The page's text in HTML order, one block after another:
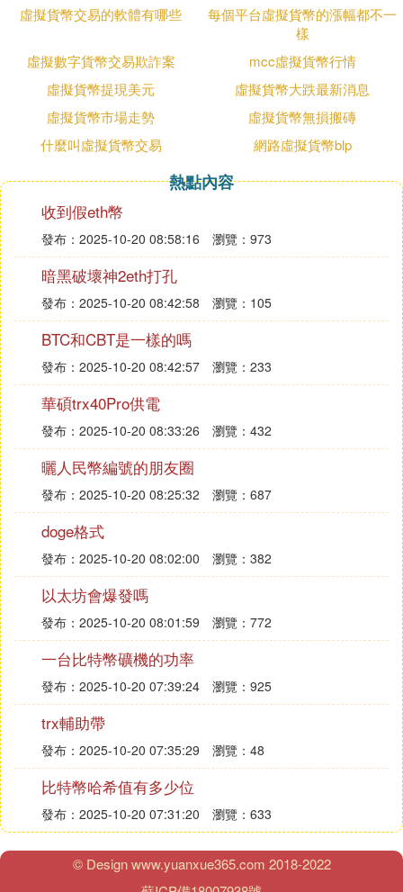
hi幣,美金可以提現出來
24小時提取限制:7610.35 HI，網路手續費:10 HI，您
的提取請求會在1-2工作日內處理，建議量大再一起
提取，手續費有點高。這些虛擬的慎重考慮。hi屬於
虛擬貨幣，又名嗨幣、hicoin、XHi。
1、其貨幣總量已達到100億。由韓國企業推出，201
6年發行，貨幣代碼早已對外公開。用戶可以在俄羅
斯的國際市場和網站上找到相關信息，但嚴格來說，
嗨幣屬於山寨幣，其投資價值和發展空間有限，用戶
投資需謹慎。
2、hi幣發行團隊致力於打造全球區塊鏈銀行。它通
過科技為用戶提供金融服務。它是第一個可以跨越系
統鴻溝，實現移動支付和金融服務的平台。用戶可以
在這個平台上獲得一定的收益並提高他們擁有的資金
量。嗨幣的團隊比較齊全。員工擁有先進的開發理
念、豐富的運營經驗和強大的社會資源，能夠為平台
的良好發展提供質的基礎。用戶無需下載新應用即可
使用嗨幣，節省大量時間和空間。但是因為擺在你面
前的就一個網站，其他的都是別人告訴你的，要是網
站一關，那就什麼都沒有了，時間，金錢，還有自己
付出的努力都將付之東流。
㈣ 香港虛擬貨幣提現怎麼收費
香港虛擬貨幣提現手續費為30美金。香港虛擬
交易的手續費都是按照各自交易所的標准收費，收
費的手續費為30美金，取現金額小於或等於港幣200
00元的不收手續費。
㈤ 在華通證券提了USDT，什麼時候可以到
賬啊
入金十分鍾到賬。出金分時間段，下午四點前當天晚
上到，如果下午四點後出金那就要明天晚上了。
㈥ 買USDT掙了100萬美元如何提現
usdt變現最快的方法就是你先把usdt劃轉成法幣，然
後再去法幣出售。還要看你有多少usdt，然後找到合
適的承兌商，就可以交易了。溫馨提示:中國大陸用
戶各交易所已經開始慢慢准備清退現有存量用戶，再
虛擬貨幣交易的軟體有哪些
每個平台虛擬貨幣的漲幅都不一
樣
虛擬數字貨幣交易欺詐案
mcc虛擬貨幣行情
虛擬貨幣提現美元
虛擬貨幣大跌最新消息
虛擬貨幣市場走勢
虛擬貨幣無損搬磚
什麼叫虛擬貨幣交易
網路虛擬貨幣blp
熱點內容
收到假eth幣
發布：2025-10-20 08:58:16 瀏覽：973
暗黑破壞神2eth打孔
發布：2025-10-20 08:42:58 瀏覽：105
BTC和CBT是一樣的嗎
發布：2025-10-20 08:42:57 瀏覽：233
華碩trx40Pro供電
發布：2025-10-20 08:33:26 瀏覽：432
曬人民幣編號的朋友圈
發布：2025-10-20 08:25:32 瀏覽：687
doge格式
發布：2025-10-20 08:02:00 瀏覽：382
以太坊會爆發嗎
發布：2025-10-20 08:01:59 瀏覽：772
一台比特幣礦機的功率
發布：2025-10-20 07:39:24 瀏覽：925
trx輔助帶
發布：2025-10-20 07:35:29 瀏覽：48
比特幣哈希值有多少位
發布：2025-10-20 07:31:20 瀏覽：633
© Design www.yuanxue365.com 2018-2022